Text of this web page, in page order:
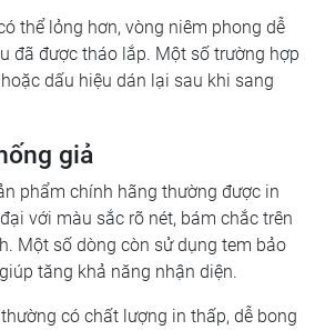
thể lỏng hơn, vòng niêm phong dễ
đã được tháo lắp. Một số trường hợp
dấu hiệu dán lại sau khi sang
giả
phẩm chính hãng thường được in
với màu sắc rõ nét, bám chắc trên
Một số dòng còn sử dụng tem bảo
tăng khả năng nhận diện.
có chất lượng in thấp, dễ bong